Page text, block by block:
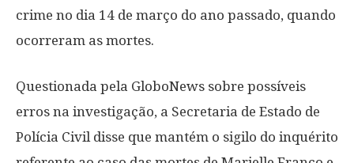
crime no dia 14 de março do ano passado, quando
ocorreram as mortes.
Questionada pela GloboNews sobre possíveis
erros na investigação, a Secretaria de Estado de
Polícia Civil disse que mantém o sigilo do inquérito